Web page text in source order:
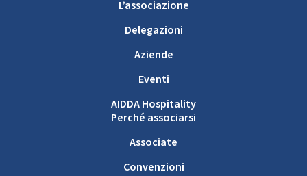
L’associazione
Delegazioni
Aziende
Eventi
AIDDA Hospitality
Perché associarsi
Associate
Convenzioni